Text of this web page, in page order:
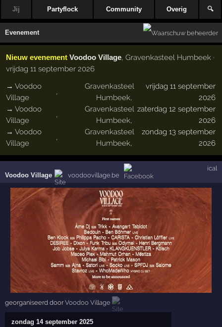
Jij Partyflock Community Overig 🔍
Evenement
Nieuw evenement Voodoo Village, Gravenkasteel Humbeek ·
vrijdag 11 september 2026
→Voodoo
Village
,
Gravenkasteel
Humbeek,
vrijdag 11 september
2026
→Voodoo
Village
,
Gravenkasteel
Humbeek,
zaterdag 12 september
2026
→Voodoo
Village
,
Gravenkasteel
Humbeek,
zondag 13 september
2026
Voodoo Village voodoovillage.be
ical
georganiseerd doorVoodoo Village
zondag 14 september 2025